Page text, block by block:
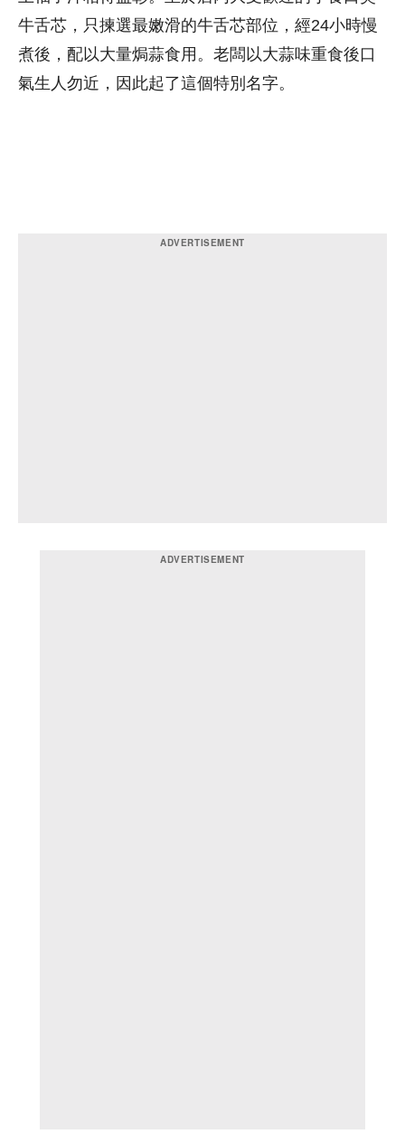
牛舌芯，只揀選最嫩滑的牛舌芯部位，經24小時慢
煮後，配以大量焗蒜食用。老闆以大蒜味重食後口
氣生人勿近，因此起了這個特別名字。